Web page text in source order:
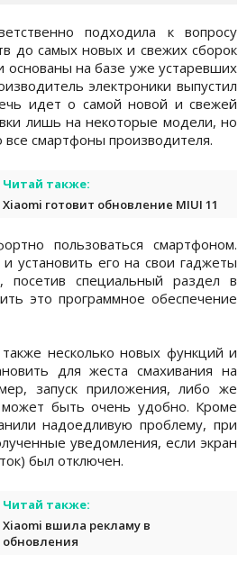
подходила к вопросу
до самых новых и свежих сборок
основаны на базе уже устаревших
электроники выпустил
идет о самой новой и свежей
лишь на некоторые модели, но
смартфоны производителя.
Читай также:
Xiaomi готовит обновление MIUI 11
пользоваться смартфоном.
установить его на свои гаджеты
специальный раздел в
это программное обеспечение
несколько новых функций и
для жеста смахивания на
запуск приложения, либо же
быть очень удобно. Кроме
надоедливую проблему, при
уведомления, если экран
был отключен.
Читай также:
Xiaomi вшила рекламу в
обновления